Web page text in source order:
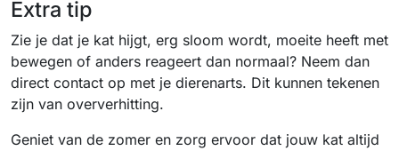
Extra tip
Zie je dat je kat hijgt, erg sloom wordt, moeite heeft met
bewegen of anders reageert dan normaal? Neem dan
direct contact op met je dierenarts. Dit kunnen tekenen
zijn van oververhitting.
Geniet van de zomer en zorg ervoor dat jouw kat altijd